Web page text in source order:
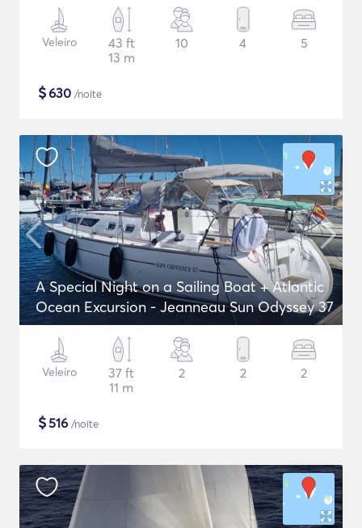
Veleiro
43 ft
13 m
10 4 5
$630 /noite
A Special Night on a Sailing Boat + Atlantic
Ocean Excursion - Jeanneau Sun Odyssey 37
Veleiro
37 ft
11 m
2 2 2
$516 /noite